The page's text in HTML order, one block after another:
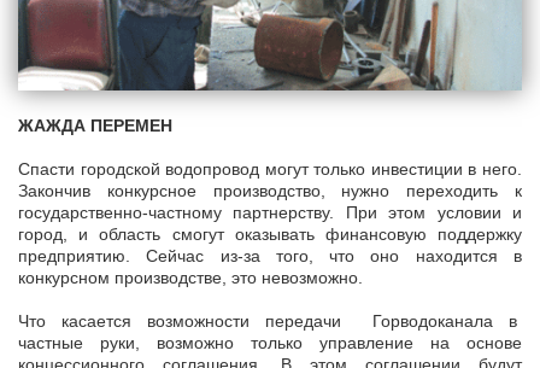
ЖАЖДА ПЕРЕМЕН
Спасти городской водопровод могут только инвестиции в него.
Закончив конкурсное производство, нужно переходить к
государственно-частному партнерству. При этом условии и
город, и область смогут оказывать финансовую поддержку
предприятию. Сейчас из-за того, что оно находится в
конкурсном производстве, это невозможно.
Что касается возможности передачи Горводоканала в
частные руки, возможно только управление на основе
концессионного соглашения. В этом соглашении будут